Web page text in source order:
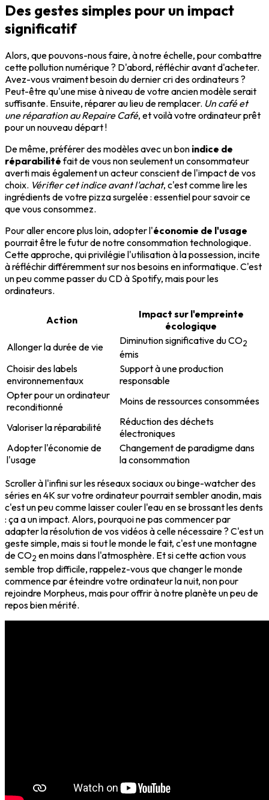
Des gestes simples pour un impact
significatif
Alors, que pouvons-nous faire, à notre échelle, pour combattre
cette pollution numérique ? D'abord, réfléchir avant d'acheter.
Avez-vous vraiment besoin du dernier cri des ordinateurs ?
Peut-être qu'une mise à niveau de votre ancien modèle serait
suffisante. Ensuite, réparer au lieu de remplacer. Un café et
une réparation au Repaire Café, et voilà votre ordinateur prêt
pour un nouveau départ !
De même, préférer des modèles avec un bon indice de
réparabilitéfait de vous non seulement un consommateur
averti mais également un acteur conscient de l'impact de vos
choix. Vérifier cet indice avant l'achat, c'est comme lire les
ingrédients de votre pizza surgelée : essentiel pour savoir ce
que vous consommez.
Pour aller encore plus loin, adopter l'économie de l'usage
pourrait être le futur de notre consommation technologique.
Cette approche, qui privilégie l'utilisation à la possession, incite
à réfléchir différemment sur nos besoins en informatique. C'est
un peu comme passer du CD à Spotify, mais pour les
ordinateurs.
Action
Impact sur l'empreinte
écologique
Allonger la durée de vie
Diminution significative du CO2
émis
Choisir des labels
environnementaux
Support à une production
responsable
Opter pour un ordinateur
reconditionné
Moins de ressources consommées
Valoriser la réparabilité
Réduction des déchets
électroniques
Adopter l'économie de
l'usage
Changement de paradigme dans
la consommation
Scroller à l'infini sur les réseaux sociaux ou binge-watcher des
séries en 4K sur votre ordinateur pourrait sembler anodin, mais
c'est un peu comme laisser couler l'eau en se brossant les dents
: ça a un impact. Alors, pourquoi ne pas commencer par
adapter la résolution de vos vidéos à celle nécessaire ? C'est un
geste simple, mais si tout le monde le fait, c'est une montagne
de CO2 en moins dans l'atmosphère. Et si cette action vous
semble trop difficile, rappelez-vous que changer le monde
commence par éteindre votre ordinateur la nuit, non pour
rejoindre Morpheus, mais pour offrir à notre planète un peu de
repos bien mérité.